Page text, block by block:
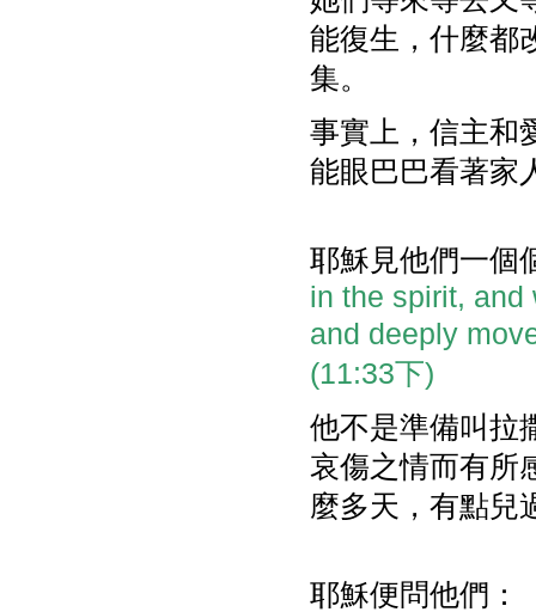
能復生，什麼都
集。
事實上，信主和
能眼巴巴看著家
耶穌見他們一個
in the spirit, and
and deeply
(11:33下)
他不是準備叫拉
哀傷之情而有所
麼多天，有點兒
耶穌便問他們：